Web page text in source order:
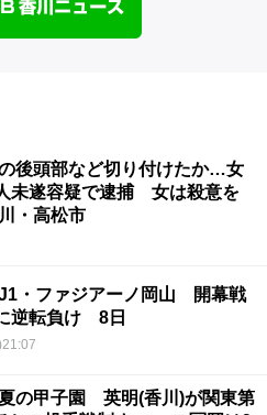
後頭部など切り付けたか…女
未遂容疑で逮捕 女は殺意を
・高松市
J1・ファジアーノ岡山 開幕戦
逆転負け 8日
夏の甲子園 英明(香川)が関東第